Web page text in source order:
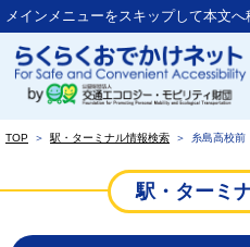
メインメニューをスキップして本文
TOP ＞ 駅・ターミナル情報検索 ＞ 糸島高校前
駅・ターミ